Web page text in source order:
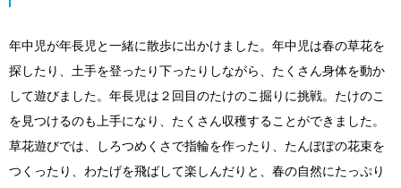
職員採用情報
Instagram
年中児が年長児と一緒に散歩に出かけました。年中児は春の草花を
探したり、土手を登ったり下ったりしながら、たくさん身体を動か
して遊びました。年長児は２回目のたけのこ掘りに挑戦。たけのこ
を見つけるのも上手になり、たくさん収穫することができました。
草花遊びでは、しろつめくさで指輪を作ったり、たんぽぽの花束を
つくったり、わたげを飛ばして楽しんだりと、春の自然にたっぷり